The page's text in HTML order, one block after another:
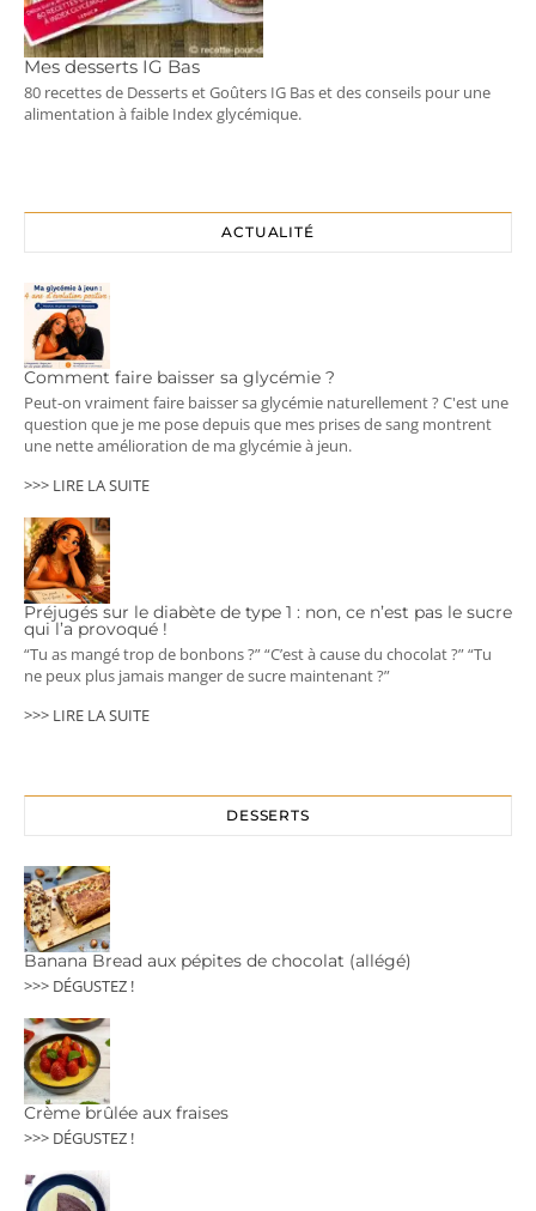
Mes desserts IG Bas
80 recettes de Desserts et Goûters IG Bas et des conseils pour une
alimentation à faible Index glycémique.
ACTUALITÉ
Comment faire baisser sa glycémie ?
Peut-on vraiment faire baisser sa glycémie naturellement ? C'est une
question que je me pose depuis que mes prises de sang montrent
une nette amélioration de ma glycémie à jeun.
>>> LIRE LA SUITE
Préjugés sur le diabète de type 1 : non, ce n’est pas le sucre
qui l’a provoqué !
“Tu as mangé trop de bonbons ?” “C’est à cause du chocolat ?” “Tu
ne peux plus jamais manger de sucre maintenant ?”
>>> LIRE LA SUITE
DESSERTS
Banana Bread aux pépites de chocolat (allégé)
>>> DÉGUSTEZ !
Crème brûlée aux fraises
>>> DÉGUSTEZ !